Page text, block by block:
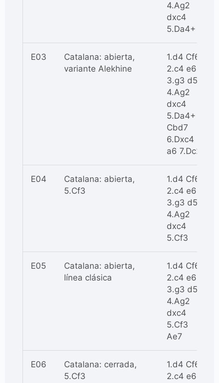
4.Ag2
dxc4
5.Da4+
E03
Catalana: abierta,
variante Alekhine
1.d4 Cf6
2.c4 e6
3.g3 d5
4.Ag2
dxc4
5.Da4+
Cbd7
6.Dxc4
a6 7.Dc2
E04
Catalana: abierta,
5.Cf3
1.d4 Cf6
2.c4 e6
3.g3 d5
4.Ag2
dxc4
5.Cf3
E05
Catalana: abierta,
línea clásica
1.d4 Cf6
2.c4 e6
3.g3 d5
4.Ag2
dxc4
5.Cf3
Ae7
E06
Catalana: cerrada,
5.Cf3
1.d4 Cf6
2.c4 e6